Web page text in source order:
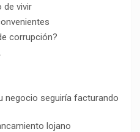
de vivir
corrupción?
negocio seguiría facturando
lojano